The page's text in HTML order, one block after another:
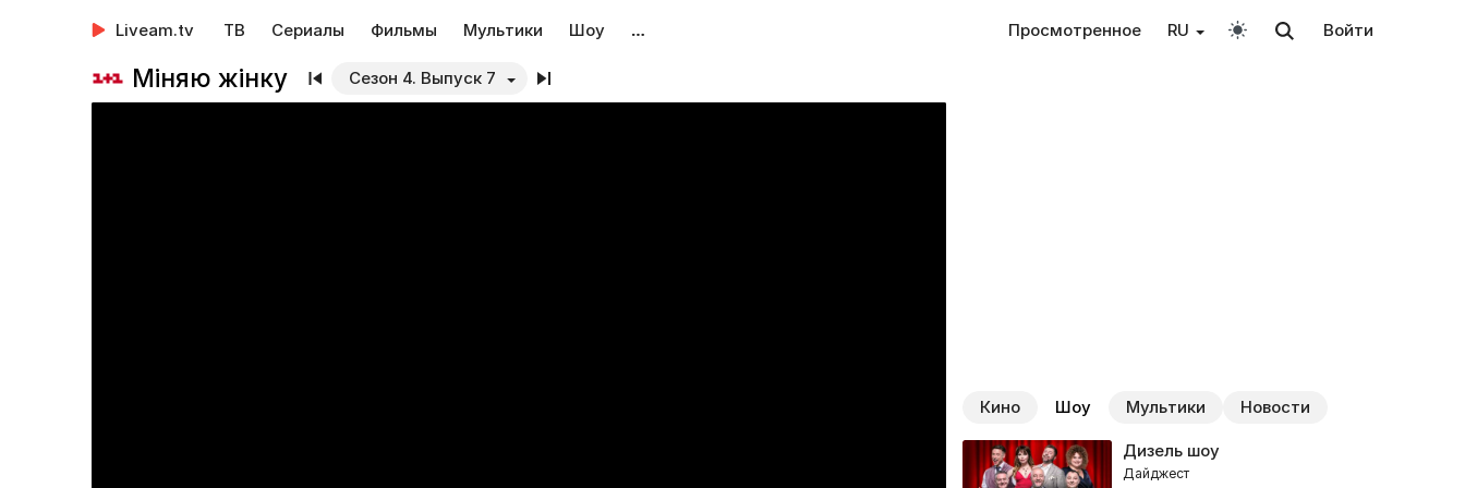
Liveam.tv ТВ Сериалы Фильмы Мультики Шоу … Просмотренное RU Войти
Міняю жінку Сезон 4. Выпуск 7
Кино Шоу Мультики Новости
Дизель шоу
Дайджест